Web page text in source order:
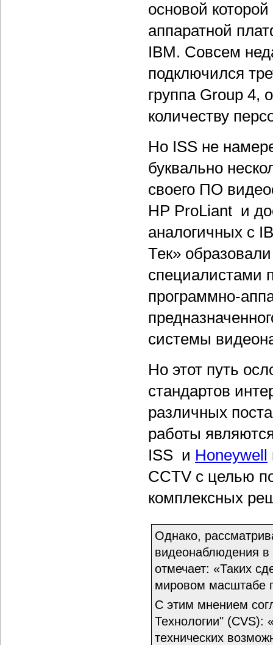
основой
аппаратной
IBM. Совсем
подключился
группа Group 4,
количеству
Но ISS не
буквально
своего ПО
HP ProLiant и
аналогичных с
Тек»
специалистами
программно-
системы
Но этот путь
стандартов
различных
работы
ISS и Honeywell
CCTV с целью
комплексных
Однако,
видеонаблюдения
отмечает: «Таких
мировом масштабе
С этим мнением
Технологии" (CVS):
технических